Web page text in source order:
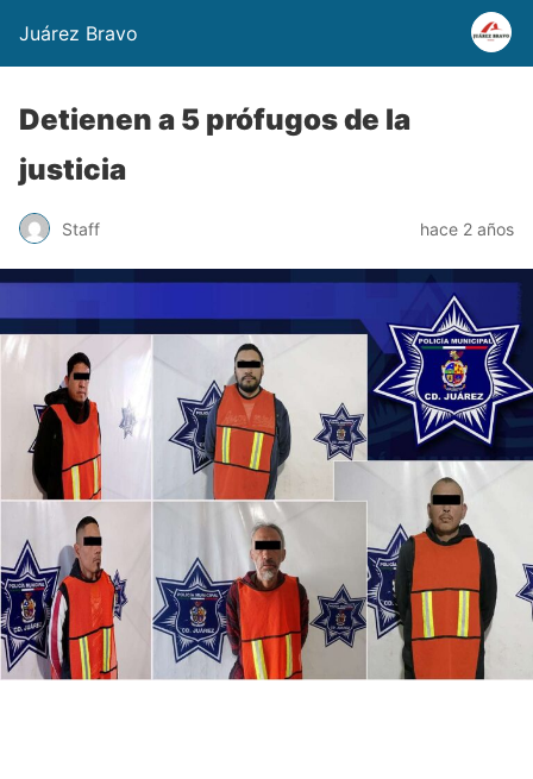
Juárez Bravo
Detienen a 5 prófugos de la
justicia
Staff hace 2 años